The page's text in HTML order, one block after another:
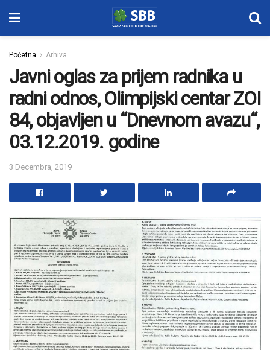
Početna Arhiva
Javni oglas za prijem radnika u
radni odnos, Olimpijski centar ZOI
84, objavljen u “Dnevnom avazu“,
03.12.2019. godine
3 Decembra, 2019